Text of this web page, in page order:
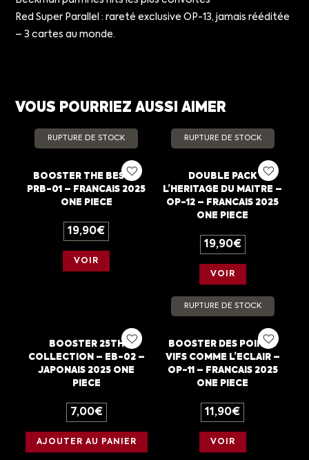
Red Super Parallel : rareté exclusive OP-13, jamais rééditée
– 3 cartes au monde.
VOUS POURRIEZ AUSSI AIMER
RUPTURE DE STOCK
BOOSTER THE BEST –
PRB-01 – FRANCAIS 2025
ONE PIECE
19,90€
VOIR
RUPTURE DE STOCK
DOUBLE PACK
L’HERITAGE DU MAITRE –
OP-12 – FRANCAIS 2025
ONE PIECE
19,90€
VOIR
BOOSTER 25TH
COLLECTION – EB-02 –
JAPONAIS 2025 ONE
PIECE
7,00€
AJOUTER AU PANIER
RUPTURE DE STOCK
BOOSTER DES POINGS
VIFS COMME L’ECLAIR –
OP-11 – FRANCAIS 2025
ONE PIECE
11,90€
VOIR